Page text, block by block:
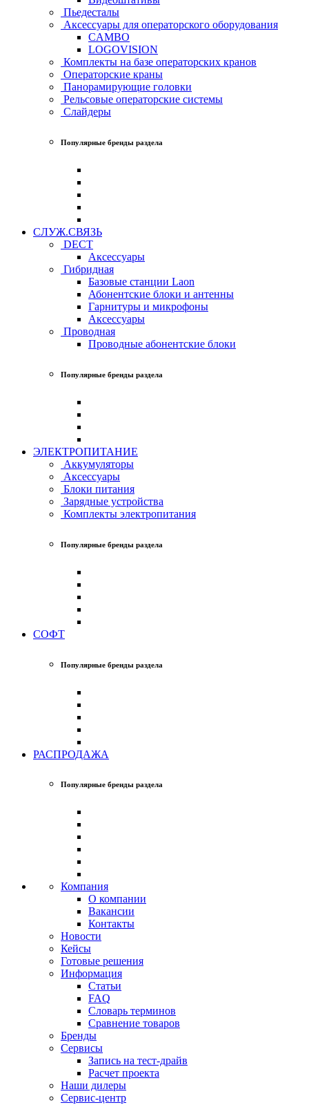
Пьедесталы
Аксессуары для операторского оборудования
CAMBO
LOGOVISION
Комплекты на базе операторских кранов
Операторские краны
Панорамирующие головки
Рельсовые операторские системы
Слайдеры
Популярные бренды раздела
СЛУЖ.СВЯЗЬ
DECT
Аксессуары
Гибридная
Базовые станции Laon
Абонентские блоки и антенны
Гарнитуры и микрофоны
Аксессуары
Проводная
Проводные абонентские блоки
Популярные бренды раздела
ЭЛЕКТРОПИТАНИЕ
Аккумуляторы
Аксессуары
Блоки питания
Зарядные устройства
Комплекты электропитания
Популярные бренды раздела
СОФТ
Популярные бренды раздела
РАСПРОДАЖА
Популярные бренды раздела
Компания
О компании
Вакансии
Контакты
Новости
Кейсы
Готовые решения
Информация
Статьи
FAQ
Словарь терминов
Сравнение товаров
Бренды
Сервисы
Запись на тест-драйв
Расчет проекта
Наши дилеры
Сервис-центр